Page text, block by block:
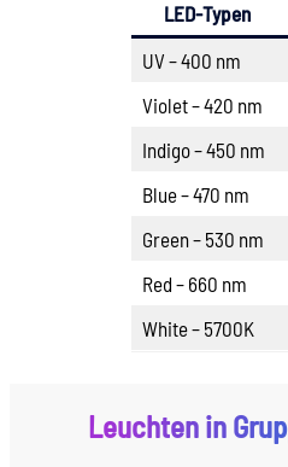
LED-Typen
UV – 400 nm
Violet – 420 nm
Indigo – 450 nm
Blue – 470 nm
Green – 530 nm
Red – 660 nm
White – 5700K
Leuchten in